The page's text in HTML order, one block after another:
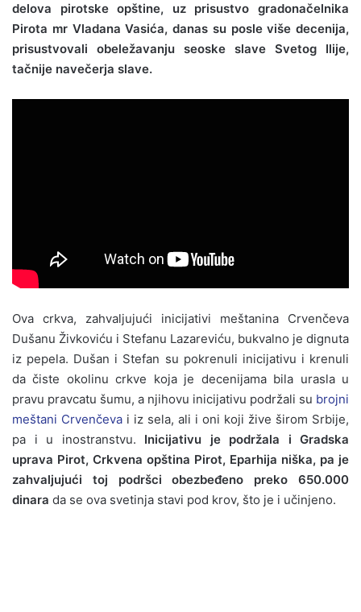
delova pirotske opštine, uz prisustvo gradonačelnika
Pirota mr Vladana Vasića, danas su posle više decenija,
prisustvovali obeležavanju seoske slave Svetog Ilije,
tačnije navečerja slave.
Ova crkva, zahvaljujući inicijativi meštanina Crvenčeva
Dušanu Živkoviću i Stefanu Lazareviću, bukvalno je dignuta
iz pepela. Dušan i Stefan su pokrenuli inicijativu i krenuli
da čiste okolinu crkve koja je decenijama bila urasla u
pravu pravcatu šumu, a njihovu inicijativu podržali su brojni
meštani Crvenčeva i iz sela, ali i oni koji žive širom Srbije,
pa i u inostranstvu. Inicijativu je podržala i Gradska
uprava Pirot, Crkvena opština Pirot, Eparhija niška, pa je
zahvaljujući toj podršci obezbeđeno preko 650.000
dinara da se ova svetinja stavi pod krov, što je i učinjeno.